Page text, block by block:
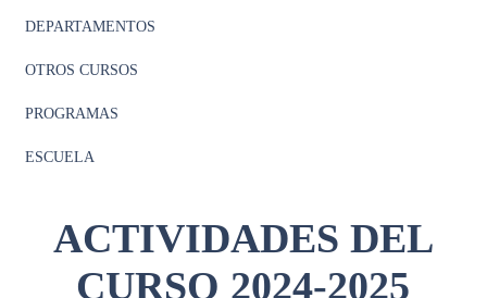
DEPARTAMENTOS
OTROS CURSOS
PROGRAMAS
ESCUELA
ACTIVIDADES DEL
CURSO 2024-2025